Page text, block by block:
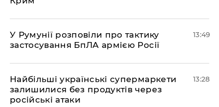
У Румунії розповіли про тактику
застосування БпЛА армією Росії
13:49
Найбільші українські супермаркети
залишилися без продуктів через
російські атаки
13:28